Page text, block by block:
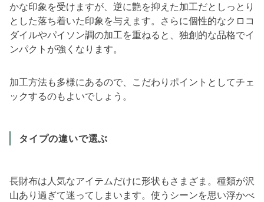
かな印象を受けますが、逆に艶を抑えた加工だとしっとり
とした落ち着いた印象を与えます。さらに個性的なクロコ
ダイルやパイソン調の加工を重ねると、独創的な品格でイ
ンパクトが強くなります。
加工方法も多様にあるので、こだわりポイントとしてチェ
ックするのもよいでしょう。
タイプの違いで選ぶ
長財布は人気なアイテムだけに形状もさまざま。種類が沢
山あり過ぎて迷ってしまいます。使うシーンを思い浮かべ